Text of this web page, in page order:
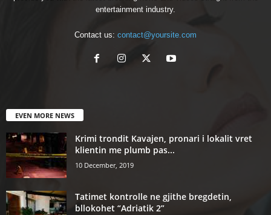
entertainment industry.
Contact us: contact@yoursite.com
EVEN MORE NEWS
Krimi trondit Kavajen, pronari i lokalit vret
klientin me plumb pas...
10 December, 2019
Tatimet kontrolle ne gjithe bregdetin,
bllokohet “Adriatik 2”